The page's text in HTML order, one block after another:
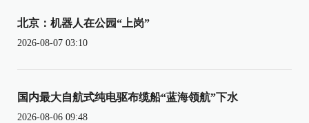
北京：机器人在公园“上岗”
2026-08-07 03:10
国内最大自航式纯电驱布缆船“蓝海领航”下水
2026-08-06 09:48